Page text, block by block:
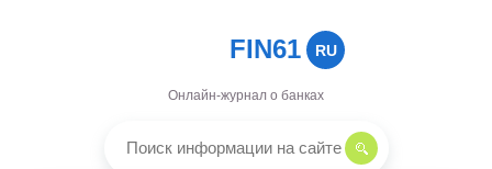
FIN61 RU
Онлайн-журнал о банках